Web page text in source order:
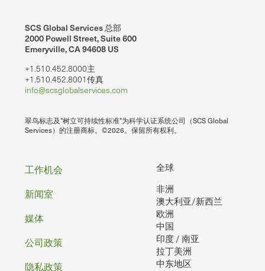
SCS Global Services 总部
2000 Powell Street, Suite 600
Emeryville, CA 94608 US
+1.510.452.8000主
+1.510.452.8001传真
info@scsglobalservices.com
翠鸟标志及"树立可持续性标准"为科学认证系统公司（SCS Global
Services）的注册商标。©2026。保留所有权利。
全球
非洲
澳大利亚/新西兰
欧洲
中国
印度 / 南亚
拉丁美洲
中东地区
页
脚
工作机会
新闻室
媒体
公司政策
隐私政策